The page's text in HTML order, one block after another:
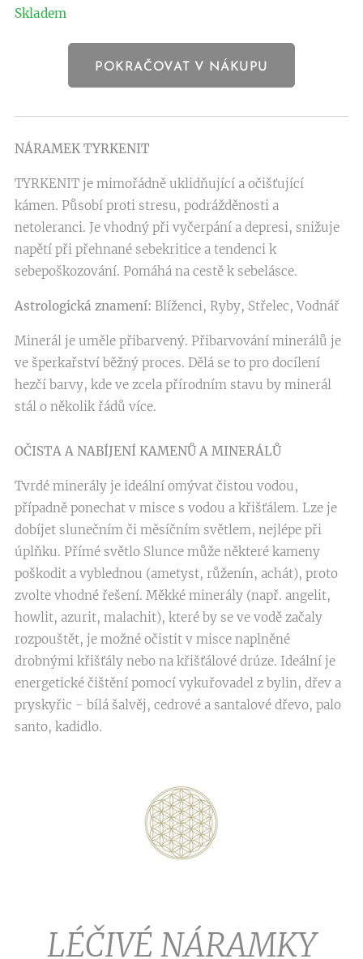
Skladem
POKRAČOVAT V NÁKUPU
NÁRAMEK TYRKENIT
TYRKENIT je mimořádně uklidňující a očišťující
kámen. Působí proti stresu, podrážděnosti a
netoleranci. Je vhodný při vyčerpání a depresi, snižuje
napětí při přehnané sebekritice a tendenci k
sebepoškozování. Pomáhá na cestě k sebelásce.
Astrologická znamení: Blíženci, Ryby, Střelec, Vodnář
Minerál je uměle přibarvený. Přibarvování minerálů je
ve šperkařství běžný proces. Dělá se to pro docílení
hezčí barvy, kde ve zcela přírodním stavu by minerál
stál o několik řádů více.
OČISTA A NABÍJENÍ KAMENŮ A MINERÁLŮ
Tvrdé minerály je ideální omývat čistou vodou,
případně ponechat v misce s vodou a křišťálem. Lze je
dobíjet slunečním či měsíčním světlem, nejlépe při
úplňku. Přímé světlo Slunce může některé kameny
poškodit a vyblednou (ametyst, růženín, achát), proto
zvolte vhodné řešení. Měkké minerály (např. angelit,
howlit, azurit, malachit), které by se ve vodě začaly
rozpouštět, je možné očistit v misce naplněné
drobnými křišťály nebo na křišťálové drúze. Ideální je
energetické čištění pomocí vykuřovadel z bylin, dřev a
pryskyřic - bílá šalvěj, cedrové a santalové dřevo, palo
santo, kadidlo.
LÉČIVÉ NÁRAMKY